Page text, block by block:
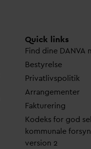
Quick links
Find dine DANVA
Bestyrelse
Privatlivspolitik
Arrangementer
Fakturering
Kodeks for god
kommunale
version 2